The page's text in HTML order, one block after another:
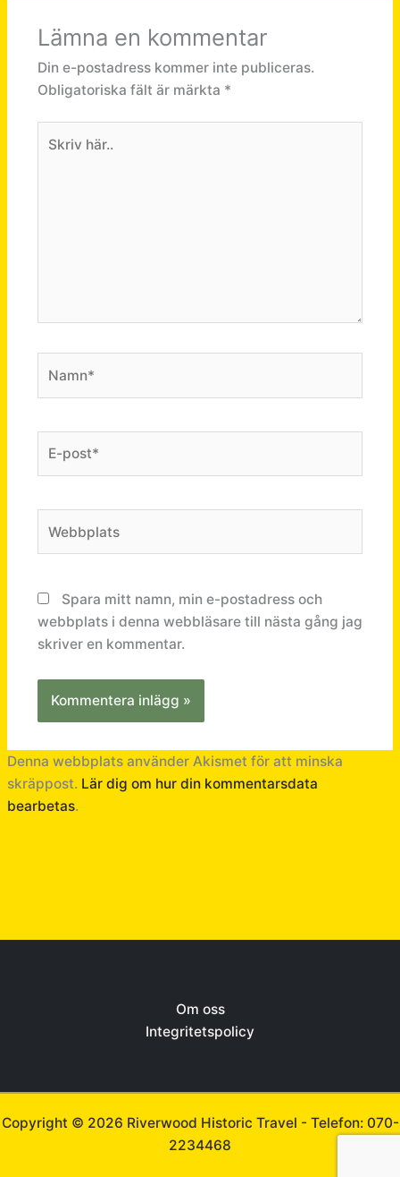
Lämna en kommentar
Din e-postadress kommer inte publiceras.
Obligatoriska fält är märkta *
här..
post*
Spara mitt namn, min e-postadress och
webbplats i denna webbläsare till nästa gång jag
skriver en kommentar.
Denna webbplats använder Akismet för att minska
skräppost. Lär dig om hur din kommentarsdata
bearbetas.
Om oss
Integritetspolicy
Copyright © 2026 Riverwood Historic Travel - Telefon: 070-
2234468